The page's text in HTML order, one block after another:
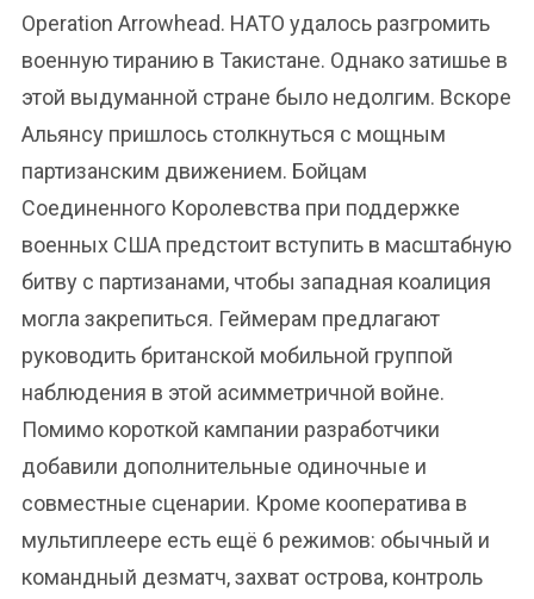
Operation Arrowhead. НАТО удалось разгромить
военную тиранию в Такистане. Однако затишье в
этой выдуманной стране было недолгим. Вскоре
Альянсу пришлось столкнуться с мощным
партизанским движением. Бойцам
Соединенного Королевства при поддержке
военных США предстоит вступить в масштабную
битву с партизанами, чтобы западная коалиция
могла закрепиться. Геймерам предлагают
руководить британской мобильной группой
наблюдения в этой асимметричной войне.
Помимо короткой кампании разработчики
добавили дополнительные одиночные и
совместные сценарии. Кроме кооператива в
мультиплеере есть ещё 6 режимов: обычный и
командный дезматч, захват острова, контроль